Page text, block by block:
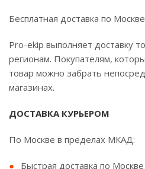
Бесплатная доставка по
Pro-ekip выполняет доставку
регионам. Покупателям,
товар можно забрать
магазинах.
ДОСТАВКА КУРЬЕРОМ
По Москве в пределах МКАД:
Быстрая доставка по